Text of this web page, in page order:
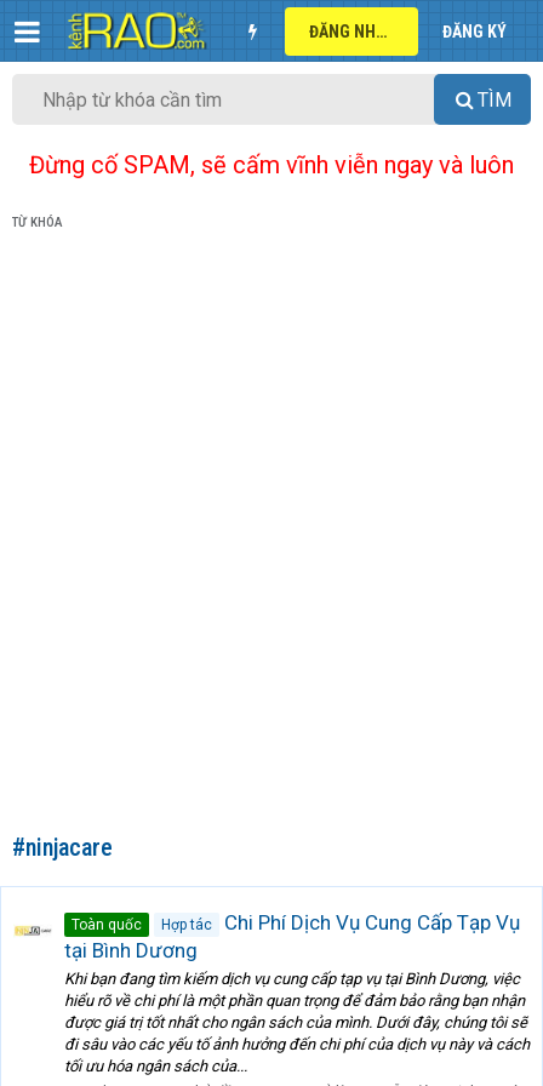
ĐĂNG NHẬP ĐĂNG KÝ
TÌM
Đừng cố SPAM, sẽ cấm vĩnh viễn ngay và luôn
TỪ KHÓA
#ninjacare
Toàn quốc Hợp tác
Chi Phí Dịch Vụ Cung Cấp Tạp Vụ
tại Bình Dương
Khi bạn đang tìm kiếm dịch vụ cung cấp tạp vụ tại Bình Dương, việc
hiểu rõ về chi phí là một phần quan trọng để đảm bảo rằng bạn nhận
được giá trị tốt nhất cho ngân sách của mình. Dưới đây, chúng tôi sẽ
đi sâu vào các yếu tố ảnh hưởng đến chi phí của dịch vụ này và cách
tối ưu hóa ngân sách của...